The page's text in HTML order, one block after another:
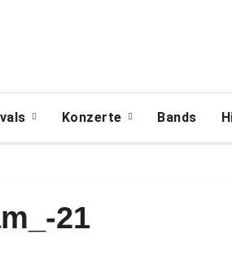
Konzerte Bands
21